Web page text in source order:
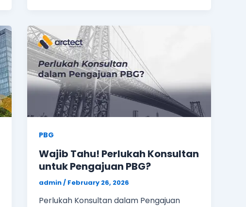
PBG
Wajib Tahu! Perlukah Konsultan
untuk Pengajuan PBG?
admin/ February 26, 2026
Perlukah Konsultan dalam Pengajuan